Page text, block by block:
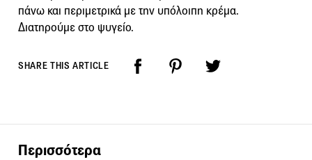
πάνω και περιμετρικά με την υπόλοιπη κρέμα.
Διατηρούμε στο ψυγείο.
SHARE THIS ARTICLE
Περισσότερα